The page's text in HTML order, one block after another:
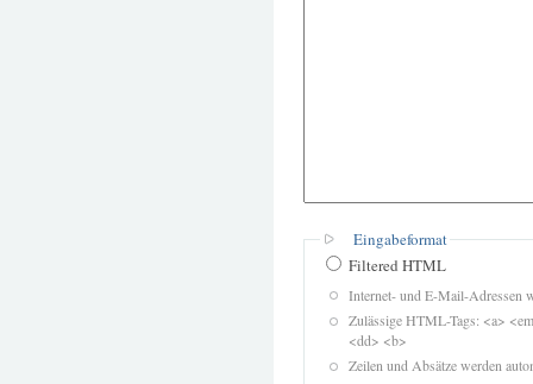
Eingabeformat
Filtered HTML
Internet- und E-Mail-Adressen
Zulässige HTML-Tags: <a>
<dd> <b>
Zeilen und Absätze werden